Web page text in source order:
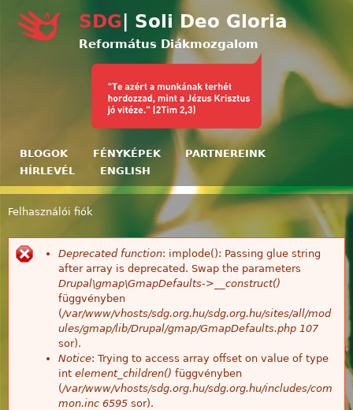
SDG | Soli Deo Gloria
Református Diákmozgalom
BLOGOK FÉNYKÉPEK
PARTNEREINK
HÍRLEVÉL
ENGLISH
Jelenlegi hely
Felhasználói fiók
Hibaüzenet
Deprecated function: implode(): Passing glue string
after array is deprecated. Swap the parameters
Drupal\gmap\GmapDefaults->__construct()
függvényben
(/var/www/vhosts/sdg.org.hu/sdg.org.hu/sites/all/mod
ules/gmap/lib/Drupal/gmap/GmapDefaults.php 107
sor).
Notice: Trying to access array offset on value of type
int element_children() függvényben
(/var/www/vhosts/sdg.org.hu/sdg.org.hu/includes/com
mon.inc 6595 sor).